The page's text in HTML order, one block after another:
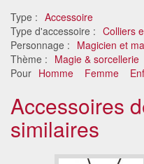
Type : Accessoire
Type d'accessoire : Colliers
Personnage : Magicien et
Thème : Magie & sorcellerie
Pour Homme Femme
Accessoires
similaires